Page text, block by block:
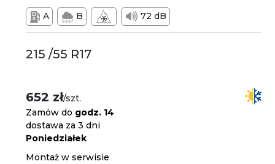
A B 72 dB
215 /55 R17
652 zł/szt.
Zamów do godz. 14
dostawa za 3 dni
Poniedziałek
Montaż w serwisie